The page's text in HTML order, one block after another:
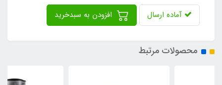
آماده ارسال
محصولات مرتبط